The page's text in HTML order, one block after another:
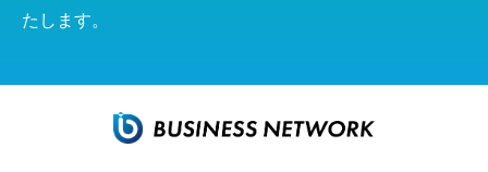
たします。